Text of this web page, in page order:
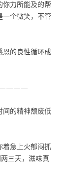
你力所能及的帮
一个微笑，不管
恩的良性循环成
间的精神颓废低
着急上火郁闷抓
三天，滋味真